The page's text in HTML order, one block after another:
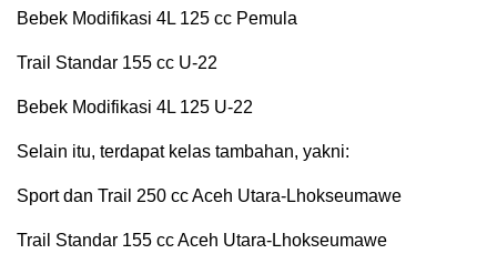
Bebek Modifikasi 4L 125 cc Pemula
Trail Standar 155 cc U-22
Bebek Modifikasi 4L 125 U-22
Selain itu, terdapat kelas tambahan, yakni:
Sport dan Trail 250 cc Aceh Utara-Lhokseumawe
Trail Standar 155 cc Aceh Utara-Lhokseumawe